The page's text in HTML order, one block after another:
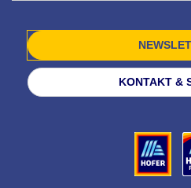
KONTAKT &